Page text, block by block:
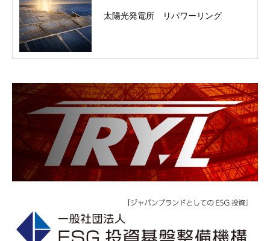
太陽光発電所 リパワーリング